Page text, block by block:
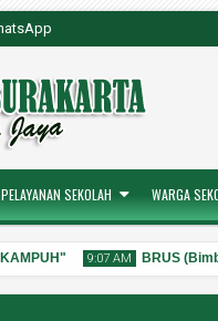
SEKOLAH WARGA
9:07 AM BRUS